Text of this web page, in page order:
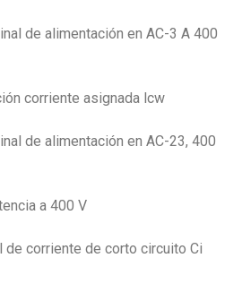
de alimentación en AC-3 A 400
corriente asignada lcw
de alimentación en AC-23, 400
a 400 V
de corriente de corto circuito Ci